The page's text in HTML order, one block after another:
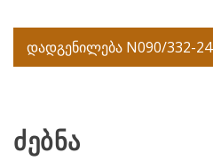
Post
navigation
დადგენილება N090/332-24
ძებნა